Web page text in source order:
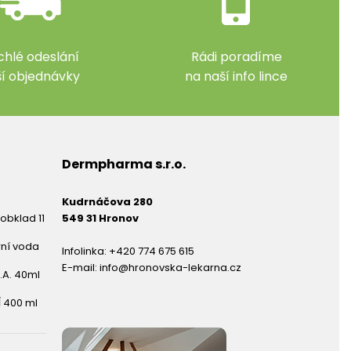
odeslání
objednávky
Rádi poradíme
na naší info lince
11
voda
40ml
400 ml
Dermpharma s.r.o.
Kudrnáčova 280
549 31 Hronov
Infolinka: +420 774 675 615
E-mail: info@hronovska-lekarna.cz